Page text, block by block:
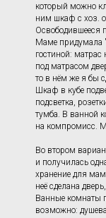
который можно
ним шкаф с хоз.
Освободившееся
Маме придумала
гостиной:
под матрасом
то в нём же я бы
Шкаф в кубе
подсветка,
тумба. В ванной
на компромисс.
Во втором
и получилась
хранение для
неё сделана
Ванные комнаты
возможно: